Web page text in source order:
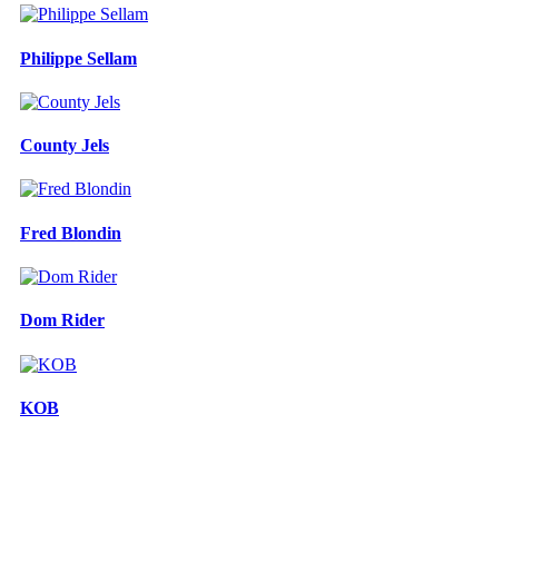
Philippe Sellam
County Jels
Fred Blondin
Dom Rider
KOB